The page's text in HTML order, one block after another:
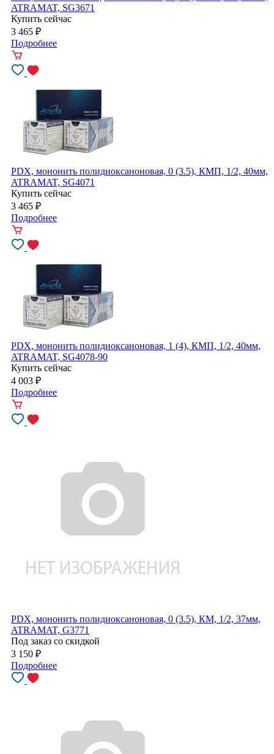
ATRAMAT, SG3671
Купить сейчас
3 465 ₽
Подробнее
PDX, мононить полидиоксаноновая, 0 (3.5), КМП, 1/2, 40мм,
ATRAMAT, SG4071
Купить сейчас
3 465 ₽
Подробнее
PDX, мононить полидиоксаноновая, 1 (4), КМП, 1/2, 40мм,
ATRAMAT, SG4078-90
Купить сейчас
4 003 ₽
Подробнее
PDX, мононить полидиоксаноновая, 0 (3.5), КМ, 1/2, 37мм,
ATRAMAT, G3771
Под заказ со скидкой
3 150 ₽
Подробнее